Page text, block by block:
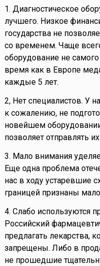
1. Диагностическое
лучшего. Низкое
государства не
со временем. Чаще
оборудование не
время как в Европе
каждые 5 лет.
2, Нет специалистов. У
к сожалению, не
новейшем
позволяет отправлять
3. Мало внимания
Еще одна проблема
нас в ходу устаревшие
границей признаны
4. Слабо используются
Российский
предлагать лекарства,
запрещены. Либо в
не прошедшие